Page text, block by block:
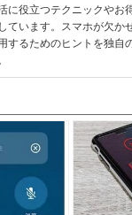
に役立つテクニックやお
ています。スマホが欠か
するためのヒントを独自